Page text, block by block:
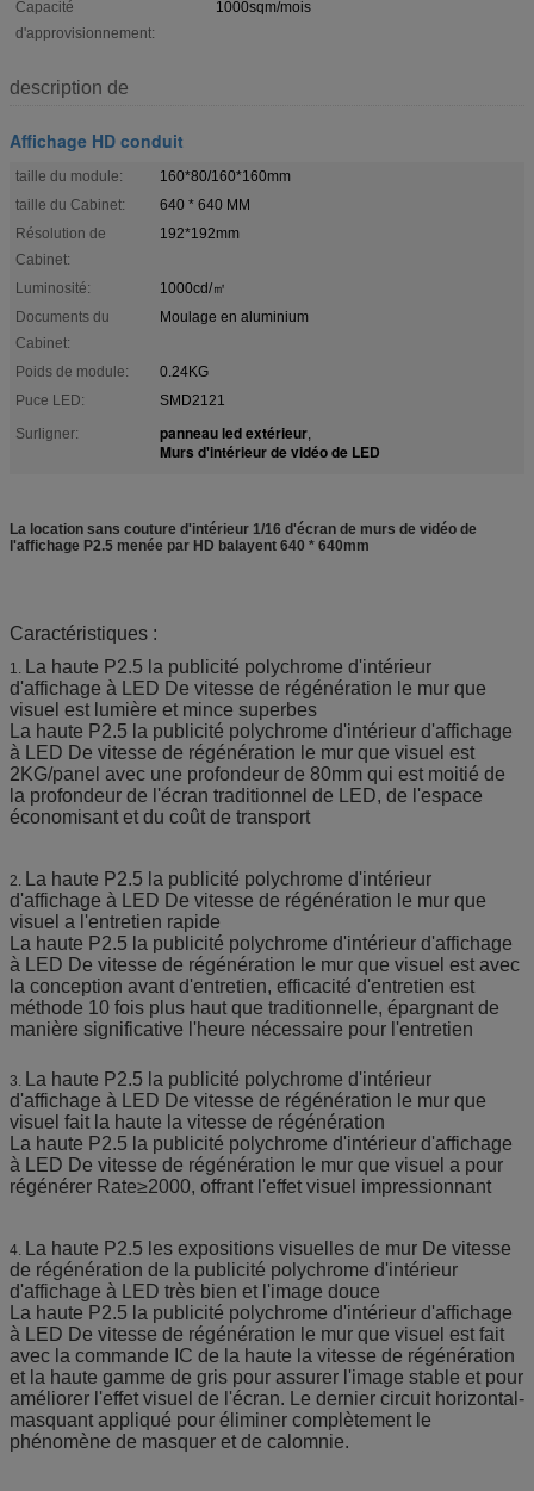
Capacité
d'approvisionnement:
1000sqm/mois
description de
Affichage HD conduit
taille du module:
160*80/160*160mm
taille du Cabinet:
640 * 640 MM
Résolution de
Cabinet:
192*192mm
Luminosité:
1000cd/㎡
Documents du
Cabinet:
Moulage en aluminium
Poids de module:
0.24KG
Puce LED:
SMD2121
Surligner:
panneau led extérieur,
Murs d'intérieur de vidéo de LED
La location sans couture d'intérieur 1/16 d'écran de murs de vidéo de
l'affichage P2.5 menée par HD balayent 640 * 640mm
Caractéristiques :
1.
La haute P2.5 la publicité polychrome d'intérieur
d'affichage à LED De vitesse de régénération le mur que
visuel est lumière et mince superbes
La haute P2.5 la publicité polychrome d'intérieur d'affichage
à LED De vitesse de régénération le mur que visuel est
2KG/panel avec une profondeur de 80mm qui est moitié de
la profondeur de l'écran traditionnel de LED, de l'espace
économisant et du coût de transport
2.
La haute P2.5 la publicité polychrome d'intérieur
d'affichage à LED De vitesse de régénération le mur que
visuel a l'entretien rapide
La haute P2.5 la publicité polychrome d'intérieur d'affichage
à LED De vitesse de régénération le mur que visuel est avec
la conception avant d'entretien, efficacité d'entretien est
méthode 10 fois plus haut que traditionnelle, épargnant de
manière significative l'heure nécessaire pour l'entretien
3.
La haute P2.5 la publicité polychrome d'intérieur
d'affichage à LED De vitesse de régénération le mur que
visuel fait la haute la vitesse de régénération
La haute P2.5 la publicité polychrome d'intérieur d'affichage
à LED De vitesse de régénération le mur que visuel a pour
régénérer Rate≥2000, offrant l'effet visuel impressionnant
4.
La haute P2.5 les expositions visuelles de mur De vitesse
de régénération de la publicité polychrome d'intérieur
d'affichage à LED très bien et l'image douce
La haute P2.5 la publicité polychrome d'intérieur d'affichage
à LED De vitesse de régénération le mur que visuel est fait
avec la commande IC de la haute la vitesse de régénération
et la haute gamme de gris pour assurer l'image stable et pour
améliorer l'effet visuel de l'écran. Le dernier circuit horizontal-
masquant appliqué pour éliminer complètement le
phénomène de masquer et de calomnie.